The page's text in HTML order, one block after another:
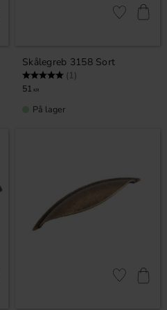
favorit
Skålegreb 3158 Sort
Vurdering: (1)
51 KR
Gem som
På lager
favorit Gem som